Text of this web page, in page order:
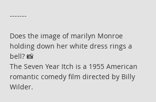
-------
Does the image of marilyn Monroe
holding down her white dress rings a
bell? 📸
The Seven Year Itch is a 1955 American
romantic comedy film directed by Billy
Wilder.